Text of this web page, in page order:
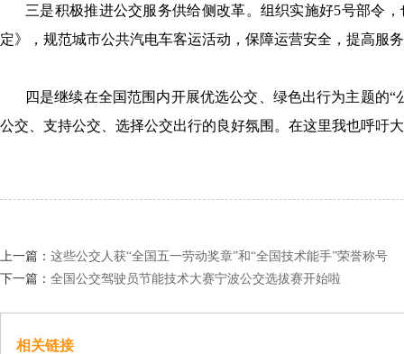
三是积极推进公交服务供给侧改革。组织实施好5号部令
定》，规范城市公共汽电车客运活动，保障运营安全，提高服
四是继续在全国范围内开展优选公交、绿色出行为主题的
公交、支持公交、选择公交出行的良好氛围。在这里我也呼吁
上一篇： 这些公交人获“全国五一劳动奖章”和“全国技术能手”荣誉称号
下一篇： 全国公交驾驶员节能技术大赛宁波公交选拔赛开始啦
相关链接